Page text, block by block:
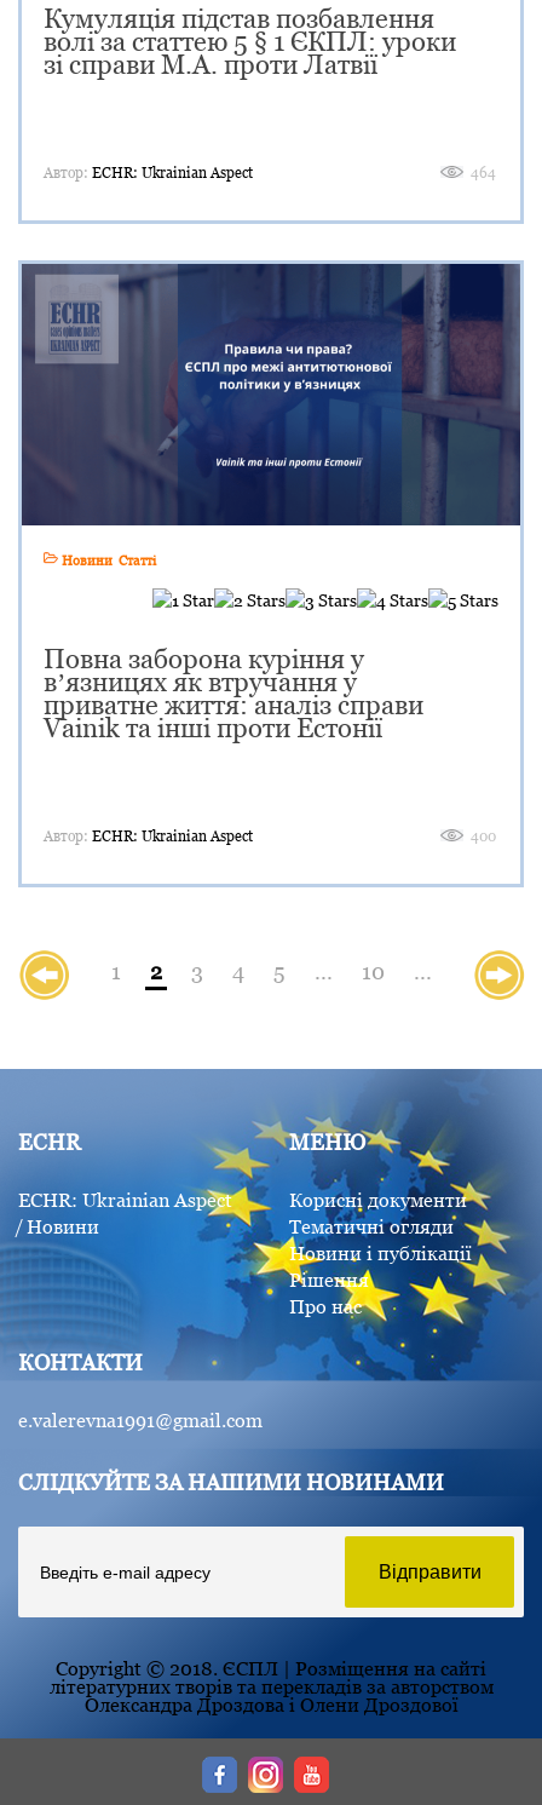
Кумуляція підстав позбавлення
волі за статтею 5 § 1 ЄКПЛ: уроки
зі справи M.A. проти Латвії
Автор: ECHR: Ukrainian Aspect 464
Новини Статті
Повна заборона куріння у
вʼязницях як втручання у
приватне життя: аналіз справи
Vainik та інші проти Естонії
Автор: ECHR: Ukrainian Aspect 400
« 1 2 3 4 5 ... 10 ... »
ECHR
ECHR: Ukrainian Aspect
Новини
МЕНЮ
Корисні документи
Тематичні огляди
Новини і публікації
Рішення
Про нас
КОНТАКТИ
e.valerevna1991@gmail.com
СЛІДКУЙТЕ ЗА НАШИМИ НОВИНАМИ
Copyright © 2018. ЄСПЛ | Розміщення на сайті
літературних творів та перекладів за авторством
Олександра Дроздова і Олени Дроздової